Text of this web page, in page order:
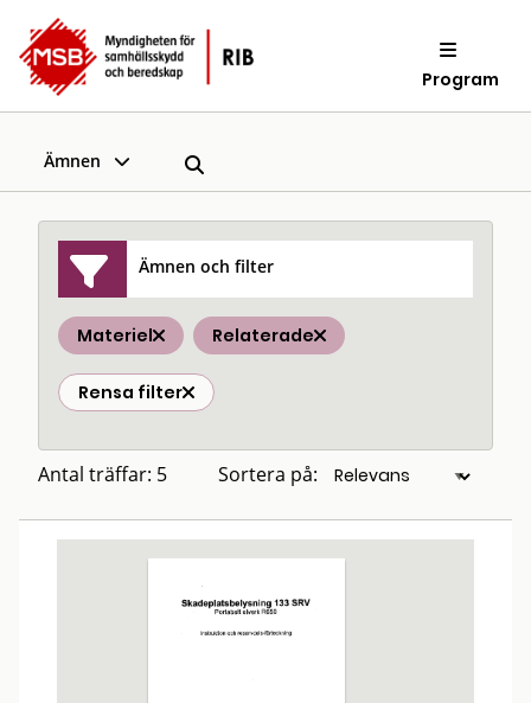
Program
Ämnen
Ämnen och filter
Materiel Relaterade
Rensa filter
Antal träffar: 5 Sortera på: